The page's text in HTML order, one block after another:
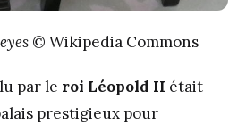
© Wikipedia Commons
par le roi Léopold II était
prestigieux pour